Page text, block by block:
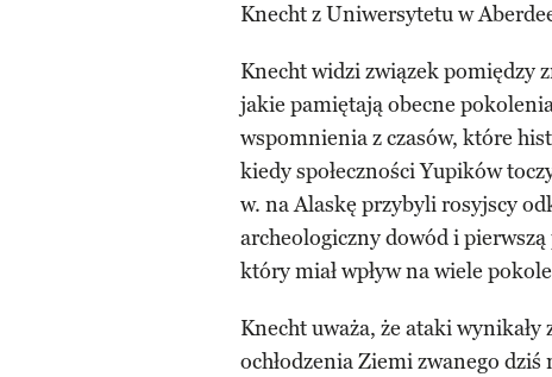
Knecht z Uniwersytetu w
Knecht widzi związek pomiędzy
jakie pamiętają obecne
wspomnienia z czasów, które
kiedy społeczności Yupików
w. na Alaskę przybyli rosyjscy
archeologiczny dowód i
który miał wpływ na wiele
Knecht uważa, że ataki
ochłodzenia Ziemi zwanego